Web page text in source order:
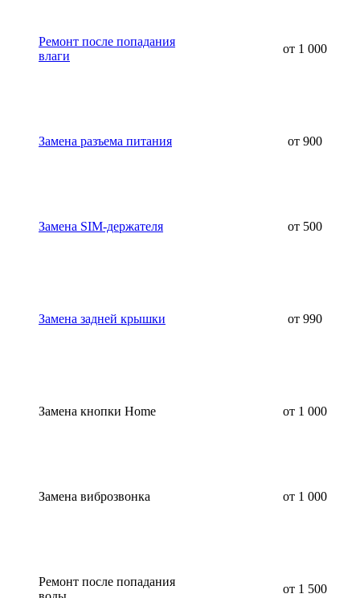
Ремонт после попадания
влаги
от 1 000
Замена разъема питания от 900
Замена SIM-держателя от 500
Замена задней крышки от 990
Замена кнопки Home от 1 000
Замена виброзвонка от 1 000
Ремонт после попадания
от 1 500